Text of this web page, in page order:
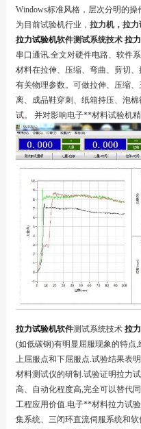
Windows标准风格，层次分明的
为目前试验机行业， 拉力机，拉力
拉力试验机软件测试系统技术 拉
串口通讯.全文对硬件电路、软件
材料在拉伸、压缩、弯曲、剪切
有关物理参数。可做拉伸、压缩
离、成品鞋穿刺、纸箱持压、泡
试。 并对影响电子**材料试验机
拉力试验机软件测试系统技术 拉
(如低碳钢)有明显屈服现象的特点
上屈服点和下屈服点.试验结果表
材料测试仪的研制.试验证明拉力
高、自动化程度高,完全可以替代
工程应用价值.电子**材料拉力试
集系统、三闭环直流伺服系统和